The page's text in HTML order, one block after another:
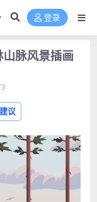
登录
脉风景插画
议